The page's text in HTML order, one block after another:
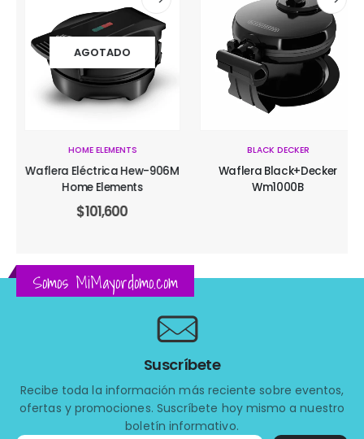
AGOTADO
HOME ELEMENTS
Waflera Eléctrica Hew-906M
Home Elements
101,600
BLACK DECKER
Waflera Black+Decker
Wm1000B
Somos MiMayordomo.com
Suscríbete
Recibe toda la información más reciente sobre eventos,
ofertas y promociones. Suscríbete hoy mismo a nuestro
boletín informativo.